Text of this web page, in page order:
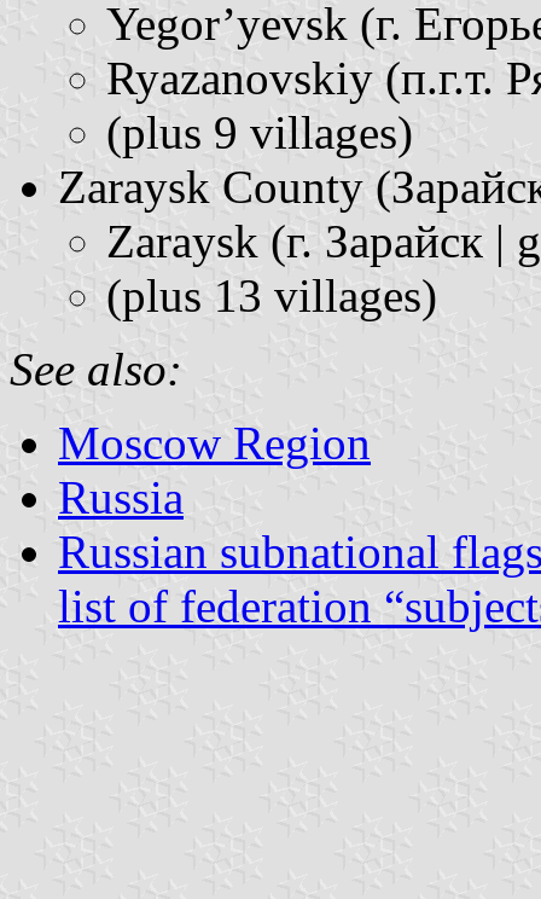
Yegor’yevsk (г.
Ryazanovskiy (п.г.т.
(plus 9 villages)
Zaraysk County
Zaraysk (г. Зарайск |
(plus 13 villages)
See also:
Moscow Region
Russia
Russian subnational
list of federation